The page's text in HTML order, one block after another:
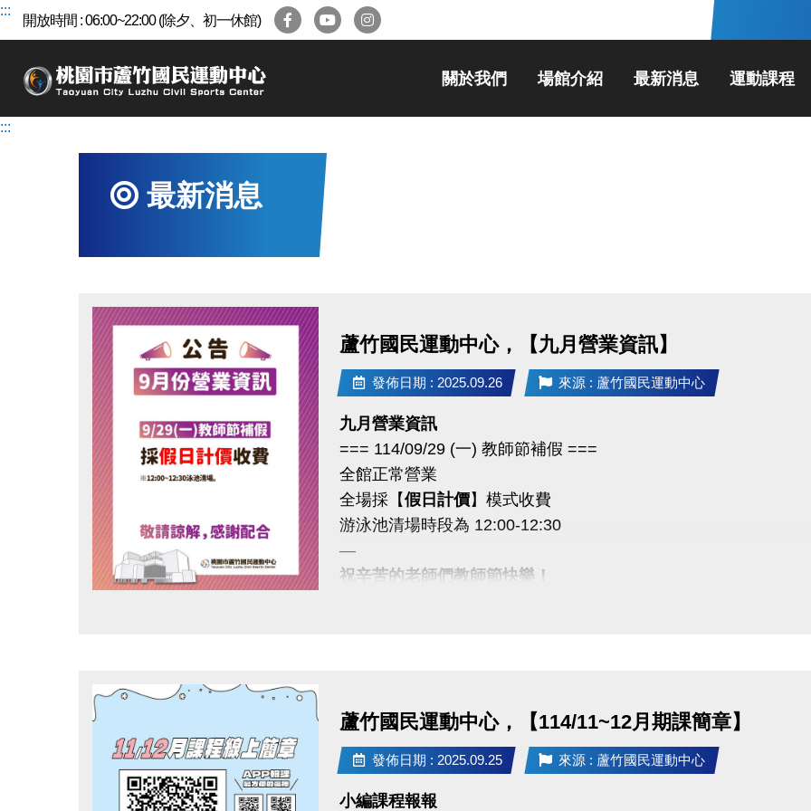
跳
區
:::
開放時間 : 06:00~22:00 (除夕、初一休館)
關於我們 場館介紹 最新消息 運動課程
:::
最新消息
蘆竹國民運動中心，【九月營業資訊】
發佈日期 : 2025.09.26 來源 : 蘆竹國民運動中心
九月營業資訊
=== 114/09/29 (一) 教師節補假 ===
全館正常營業
全場採【假日計價】模式收費
游泳池清場時段為 12:00-12:30
—
祝辛苦的老師們教師節快樂！
蘆竹國民運動中心，【114/11~12月期課簡章】
發佈日期 : 2025.09.25 來源 : 蘆竹國民運動中心
小編課程報報